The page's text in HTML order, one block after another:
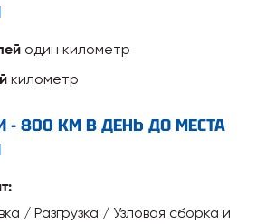
один километр
километр
- 800 КМ В ДЕНЬ ДО МЕСТА
/ Разгрузка / Узловая сборка и